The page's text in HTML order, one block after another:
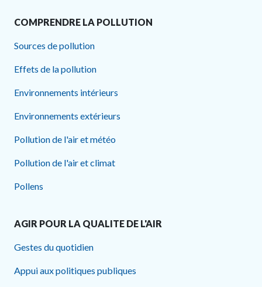
COMPRENDRE LA POLLUTION
Sources de pollution
Effets de la pollution
Environnements intérieurs
Environnements extérieurs
Pollution de l'air et météo
Pollution de l'air et climat
Pollens
AGIR POUR LA QUALITE DE L'AIR
Gestes du quotidien
Appui aux politiques publiques